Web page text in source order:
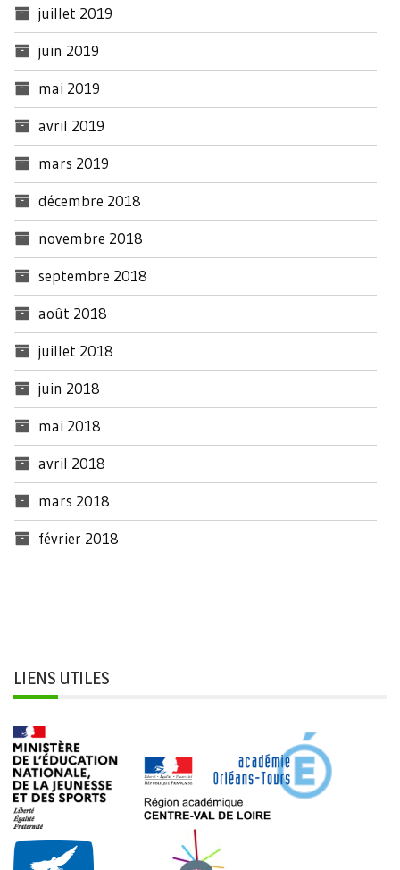
juillet 2019
juin 2019
mai 2019
avril 2019
mars 2019
décembre 2018
novembre 2018
septembre 2018
août 2018
juillet 2018
juin 2018
mai 2018
avril 2018
mars 2018
février 2018
LIENS UTILES